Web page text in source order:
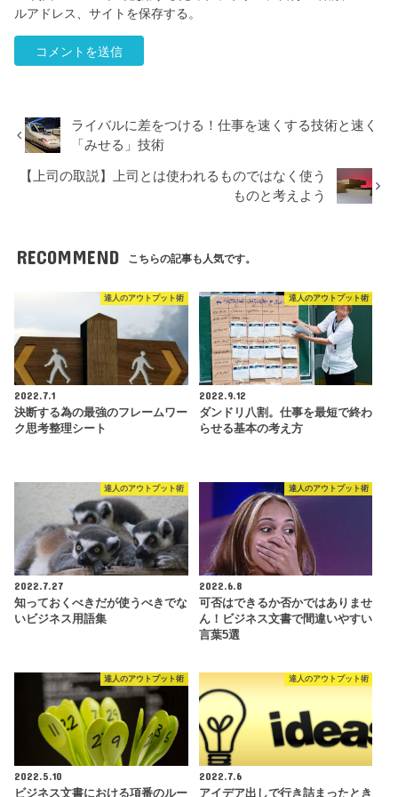
ルアドレス、サイトを保存する。
ライバルに差をつける！仕事を速くする技術と速く
「みせる」技術
【上司の取説】上司とは使われるものではなく使う
ものと考えよう
RECOMMEND こちらの記事も人気です。
達人のアウトプット術
2022.7.1
決断する為の最強のフレームワー
ク思考整理シート
達人のアウトプット術
2022.9.12
ダンドリ八割。仕事を最短で終わ
らせる基本の考え方
達人のアウトプット術
2022.7.27
知っておくべきだが使うべきでな
いビジネス用語集
達人のアウトプット術
2022.6.8
可否はできるか否かではありませ
ん！ビジネス文書で間違いやすい
言葉5選
達人のアウトプット術
2022.5.10
ビジネス文書における項番のルー
達人のアウトプット術
2022.7.6
アイデア出しで行き詰まったとき